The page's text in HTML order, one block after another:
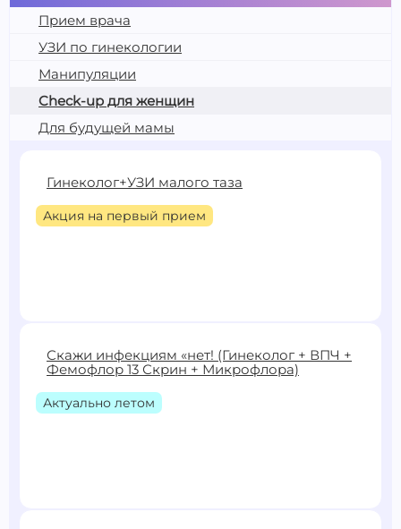
Прием врача
УЗИ по гинекологии
Манипуляции
Check-up для женщин
Для будущей мамы
Гинеколог+УЗИ малого таза
Акция на первый прием
3700 ₽ 4700 ₽
Записаться
Скажи инфекциям «нет! (Гинеколог + ВПЧ +
Фемофлор 13 Скрин + Микрофлора)
Актуально летом